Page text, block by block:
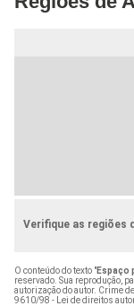
Verifique as regiões
O conteúdo do texto "Espaço
reservado. Sua reprodução,
autorização do autor. Crime
9610/98 - Lei de direitos